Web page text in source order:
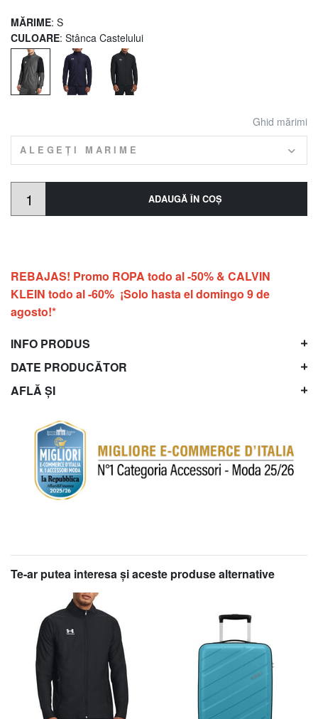
MĂRIME: S
CULOARE: Stânca Castelului
Ghid mărimi
ALEGEȚI MARIME
ADAUGĂ ÎN COŞ
REBAJAS! Promo ROPA todo al -50% & CALVIN
KLEIN todo al -60% ¡Solo hasta el domingo 9 de
agosto!*
INFO PRODUS
DATE PRODUCĂTOR
AFLĂ ȘI
Te-ar putea interesa şi aceste produse alternative